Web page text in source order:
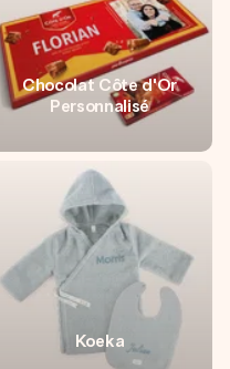
Chocolat Côte d'Or
Personnalisé
Koeka